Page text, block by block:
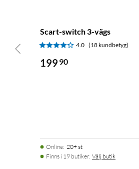
Scart-switch 3-vägs
4.0 (18 kundbetyg)
199 90
Online: 20+ st
Finns i 19 butiker. Välj butik